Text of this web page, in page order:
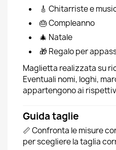
🎸 Chitarriste e
🎂 Compleanno
🎄 Natale
🎁 Regalo per
Maglietta realizzata su
Eventuali nomi, loghi,
appartengono ai
Guida taglie
📏 Confronta le misure
per scegliere la taglia